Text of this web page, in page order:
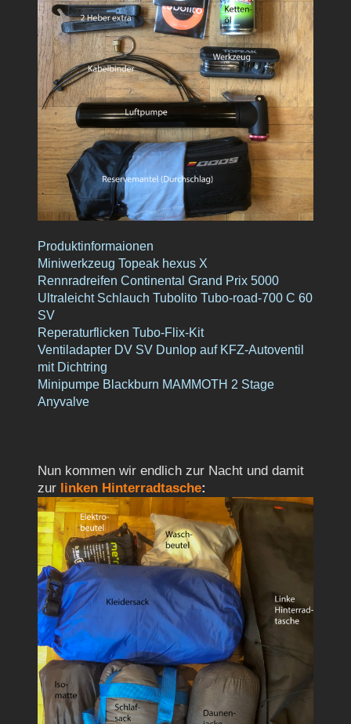
Produktinformaionen
Miniwerkzeug Topeak hexus X
Rennradreifen Continental Grand Prix 5000
Ultraleicht Schlauch Tubolito Tubo-road-700 C 60
SV
Reperaturflicken Tubo-Flix-Kit
Ventiladapter DV SV Dunlop auf KFZ-Autoventil
mit Dichtring
Minipumpe Blackburn MAMMOTH 2 Stage
Anyvalve
Nun kommen wir endlich zur Nacht und damit
zur linken Hinterradtasche: